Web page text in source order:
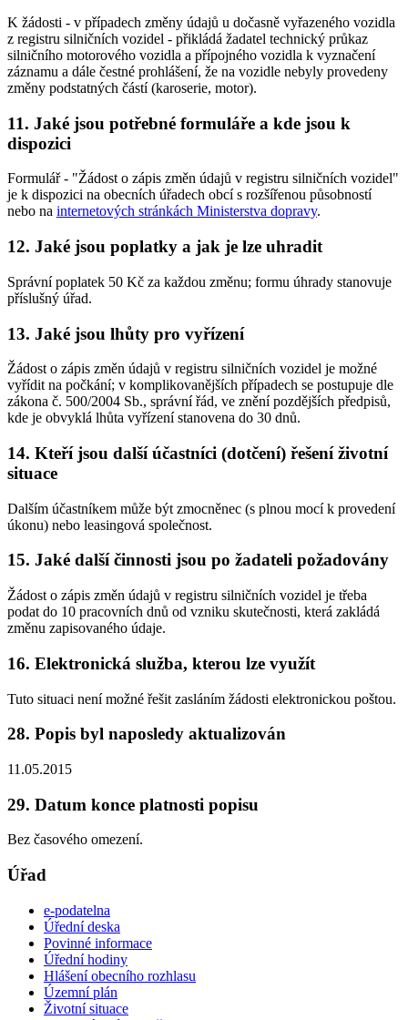
K žádosti - v případech změny údajů u dočasně vyřazeného vozidla
z registru silničních vozidel - přikládá žadatel technický průkaz
silničního motorového vozidla a přípojného vozidla k vyznačení
záznamu a dále čestné prohlášení, že na vozidle nebyly provedeny
změny podstatných částí (karoserie, motor).
11. Jaké jsou potřebné formuláře a kde jsou k
dispozici
Formulář - "Žádost o zápis změn údajů v registru silničních vozidel"
je k dispozici na obecních úřadech obcí s rozšířenou působností
nebo na internetových stránkách Ministerstva dopravy.
12. Jaké jsou poplatky a jak je lze uhradit
Správní poplatek 50 Kč za každou změnu; formu úhrady stanovuje
příslušný úřad.
13. Jaké jsou lhůty pro vyřízení
Žádost o zápis změn údajů v registru silničních vozidel je možné
vyřídit na počkání; v komplikovanějších případech se postupuje dle
zákona č. 500/2004 Sb., správní řád, ve znění pozdějších předpisů,
kde je obvyklá lhůta vyřízení stanovena do 30 dnů.
14. Kteří jsou další účastníci (dotčení) řešení životní
situace
Dalším účastníkem může být zmocněnec (s plnou mocí k provedení
úkonu) nebo leasingová společnost.
15. Jaké další činnosti jsou po žadateli požadovány
Žádost o zápis změn údajů v registru silničních vozidel je třeba
podat do 10 pracovních dnů od vzniku skutečnosti, která zakládá
změnu zapisovaného údaje.
16. Elektronická služba, kterou lze využít
Tuto situaci není možné řešit zasláním žádosti elektronickou poštou.
28. Popis byl naposledy aktualizován
11.05.2015
29. Datum konce platnosti popisu
Bez časového omezení.
Úřad
e-podatelna
Úřední deska
Povinné informace
Úřední hodiny
Hlášení obecního rozhlasu
Územní plán
Životní situace